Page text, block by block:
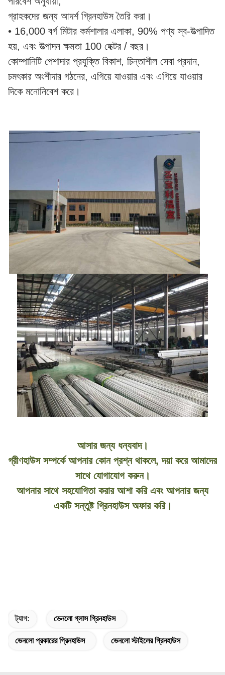
গ্রাহকদের জন্য আদর্শ গ্রিনহাউস তৈরি করা।
• 16,000 বর্গ মিটার কর্মশালার এলাকা, 90% পণ্য স্ব-উত্পাদিত
হয়, এবং উত্পাদন ক্ষমতা 100 হেক্টর / বছর।
কোম্পানিটি পেশাদার প্রযুক্তি বিকাশ, চিন্তাশীল সেবা প্রদান,
চমৎকার অংশীদার গঠনের, এগিয়ে যাওয়ার এবং এগিয়ে যাওয়ার
দিকে মনোনিবেশ করে।
আসার জন্য ধন্যবাদ।
গ্রীণহাউস সম্পর্কে আপনার কোন প্রশ্ন থাকলে, দয়া করে আমাদের
সাথে যোগাযোগ করুন।
আপনার সাথে সহযোগিতা করার আশা করি এবং আপনার জন্য
একটি সন্তুষ্ট গ্রিনহাউস অফার করি।
ট্যাগ: ভেনলো গ্লাস গ্রিনহাউস
ভেনলো প্রকারের গ্রিনহাউস ভেনলো স্টাইলের গ্রিনহাউস